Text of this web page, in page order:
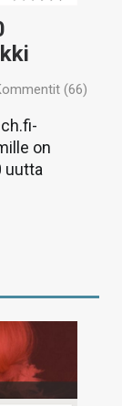
(66)
on
uutta